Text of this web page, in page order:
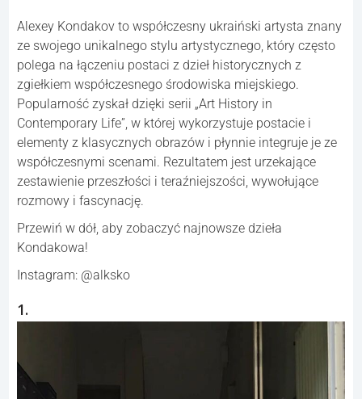
Alexey Kondakov to współczesny ukraiński artysta znany
ze swojego unikalnego stylu artystycznego, który często
polega na łączeniu postaci z dzieł historycznych z
zgiełkiem współczesnego środowiska miejskiego.
Popularność zyskał dzięki serii „Art History in
Contemporary Life”, w której wykorzystuje postacie i
elementy z klasycznych obrazów i płynnie integruje je ze
współczesnymi scenami. Rezultatem jest urzekające
zestawienie przeszłości i teraźniejszości, wywołujące
rozmowy i fascynację.
Przewiń w dół, aby zobaczyć najnowsze dzieła
Kondakowa!
Instagram: @alksko
1.